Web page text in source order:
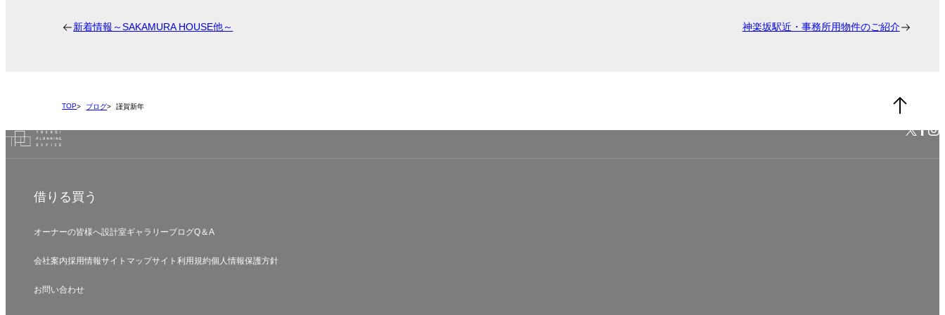
新着情報～SAKAMURA HOUSE他～ 神楽坂駅近・事務所用物件のご紹介
TOP ブログ 謹賀新年
借りる 買う
オーナーの皆様へ設計室ギャラリーブログQ＆A
会社案内採用情報サイトマップサイト利用規約個人情報保護方針
お問い合わせ